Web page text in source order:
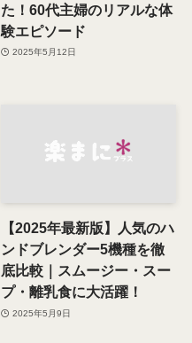
た！60代主婦のリアルな体
験エピソード
2025年5月12日
【2025年最新版】人気のハ
ンドブレンダー5機種を徹
底比較｜スムージー・スー
プ・離乳食に大活躍！
2025年5月9日